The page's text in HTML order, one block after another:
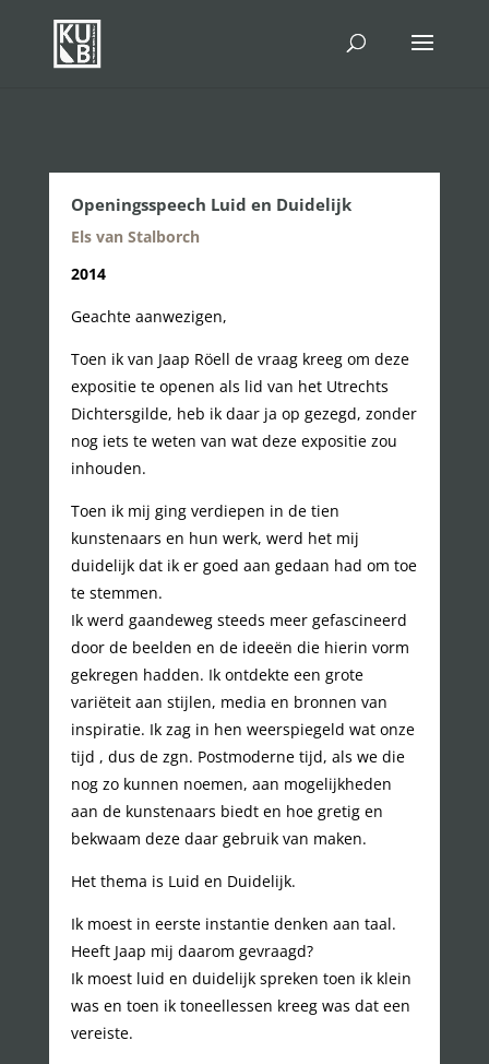
Openingsspeech Luid en Duidelijk
Els van Stalborch
2014
Geachte aanwezigen,
Toen ik van Jaap Röell de vraag kreeg om deze
expositie te openen als lid van het Utrechts
Dichtersgilde, heb ik daar ja op gezegd, zonder
nog iets te weten van wat deze expositie zou
inhouden.
Toen ik mij ging verdiepen in de tien
kunstenaars en hun werk, werd het mij
duidelijk dat ik er goed aan gedaan had om toe
te stemmen.
Ik werd gaandeweg steeds meer gefascineerd
door de beelden en de ideeën die hierin vorm
gekregen hadden. Ik ontdekte een grote
variëteit aan stijlen, media en bronnen van
inspiratie. Ik zag in hen weerspiegeld wat onze
tijd , dus de zgn. Postmoderne tijd, als we die
nog zo kunnen noemen, aan mogelijkheden
aan de kunstenaars biedt en hoe gretig en
bekwaam deze daar gebruik van maken.
Het thema is Luid en Duidelijk.
Ik moest in eerste instantie denken aan taal.
Heeft Jaap mij daarom gevraagd?
Ik moest luid en duidelijk spreken toen ik klein
was en toen ik toneellessen kreeg was dat een
vereiste.